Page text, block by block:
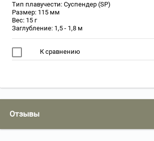
Тип плавучести: Суспендер (SP)
Размер: 115 мм
Вес: 15 г
Заглубление: 1,5 - 1,8 м
К сравнению
Отзывы